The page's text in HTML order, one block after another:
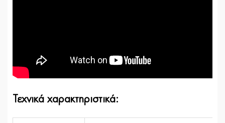
Τεχνικά χαρακτηριστικά: